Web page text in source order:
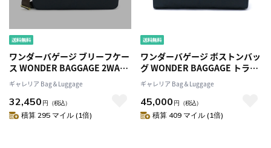
ワンダーバゲージ ブリーフケー
ス WONDER BAGGAGE 2WAY
ビジネス GOODMANS MG
BUSINESS BAGグッドマンズ
ショルダー 通勤 ビジネス A4 メ
ンズ レディース WB-G-011
ギャレリア Bag＆Luggage
32,450 円 （税込）
積算 295 マイル (1倍)
ワンダーバゲージ ボストンバッ
グ WONDER BAGGAGE トラベ
ルボストン GOODMANS
TRAVEL BOSTONグッドマンズ
カジュアル 旅行鞄 出張 メンズ
レディース WB-G-012
ギャレリア Bag＆Luggage
45,000 円 （税込）
積算 409 マイル (1倍)